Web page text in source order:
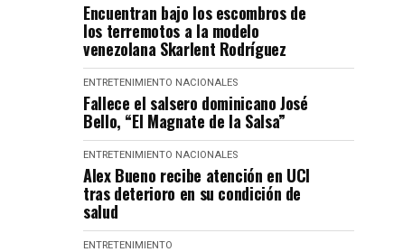
Encuentran bajo los escombros de
los terremotos a la modelo
venezolana Skarlent Rodríguez
ENTRETENIMIENTO NACIONALES
Fallece el salsero dominicano José
Bello, “El Magnate de la Salsa”
ENTRETENIMIENTO NACIONALES
Alex Bueno recibe atención en UCI
tras deterioro en su condición de
salud
ENTRETENIMIENTO